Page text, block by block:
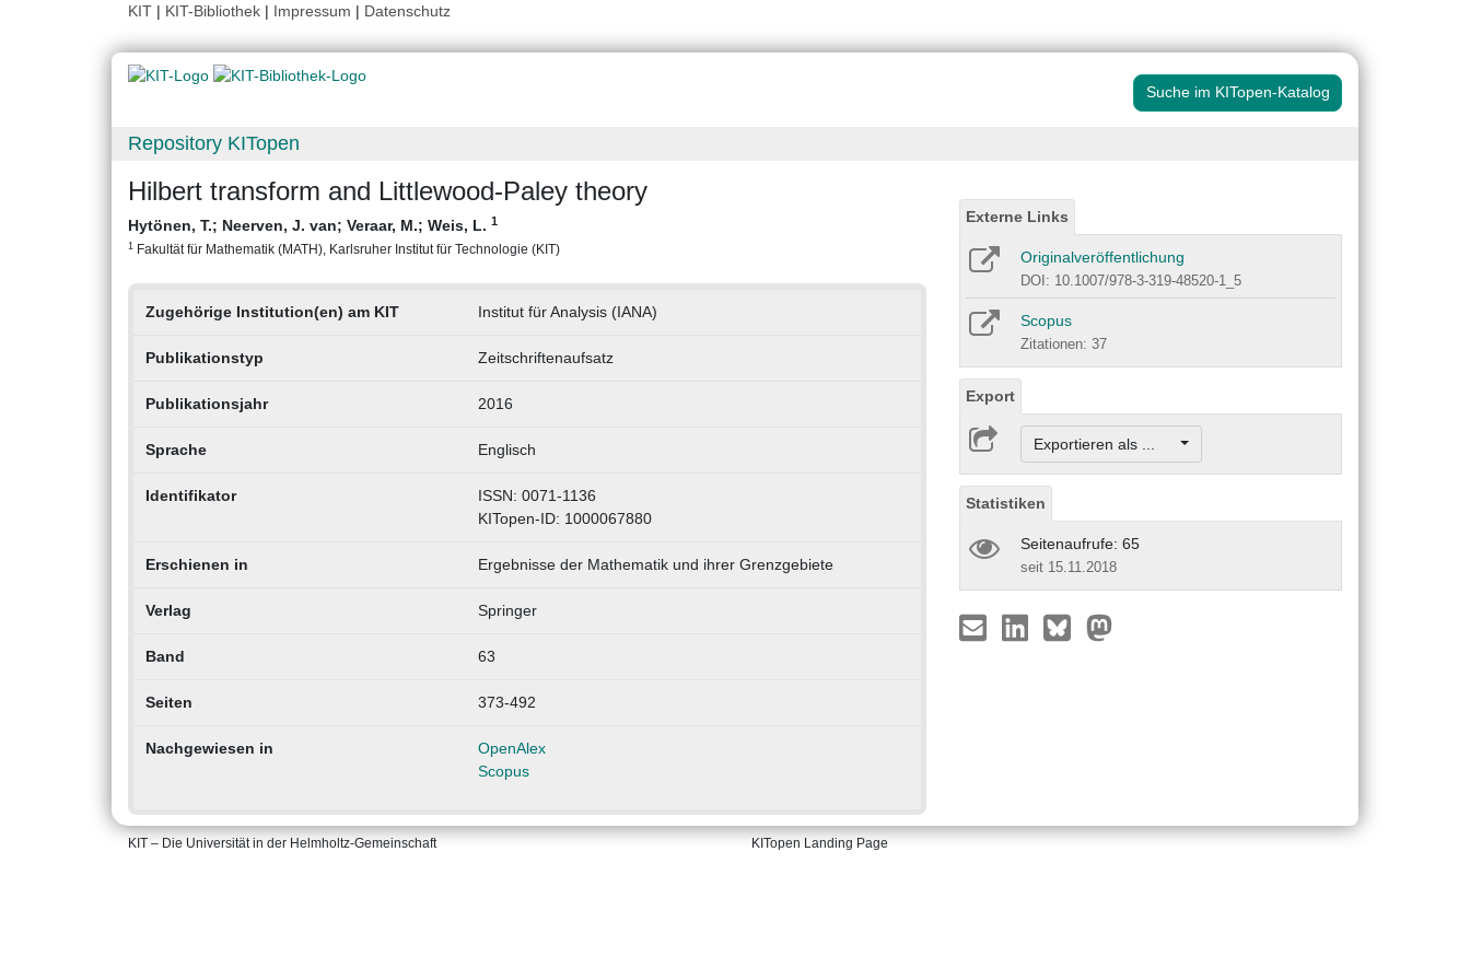
KIT | KIT-Bibliothek | Impressum | Datenschutz
Suche im KITopen-Katalog
Repository KITopen
Hilbert transform and Littlewood-Paley theory
Hytönen, T.; Neerven, J. van; Veraar, M.; Weis, L. 1
1 Fakultät für Mathematik (MATH), Karlsruher Institut für Technologie (KIT)
Zugehörige Institution(en) am KIT Institut für Analysis (IANA)
Publikationstyp Zeitschriftenaufsatz
Publikationsjahr 2016
Sprache Englisch
Identifikator
ISSN: 0071-1136
KITopen-ID: 1000067880
Erschienen in Ergebnisse der Mathematik und ihrer Grenzgebiete
Verlag Springer
Band 63
Seiten 373-492
Nachgewiesen in
OpenAlex
Scopus
Externe Links
Originalveröffentlichung
DOI: 10.1007/978-3-319-48520-1_5
Scopus
Zitationen: 37
Export
Exportieren als ...
Statistiken
Seitenaufrufe: 65
seit 15.11.2018
KIT – Die Universität in der Helmholtz-Gemeinschaft KITopen Landing Page